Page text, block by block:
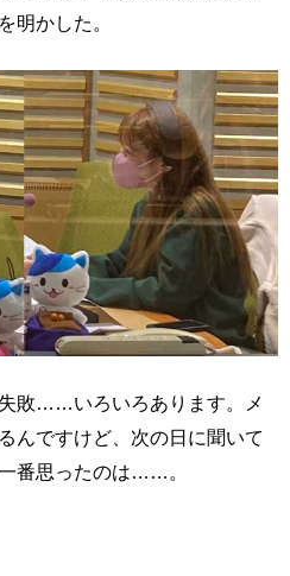
明かした。
敗……いろいろあります。メ
んですけど、次の日に聞いて
番思ったのは……。